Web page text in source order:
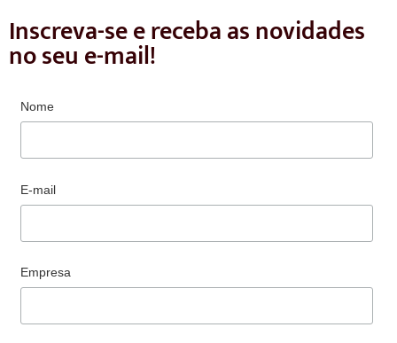
Inscreva-se e receba as novidades
no seu e-mail!
Nome
E-mail
Empresa